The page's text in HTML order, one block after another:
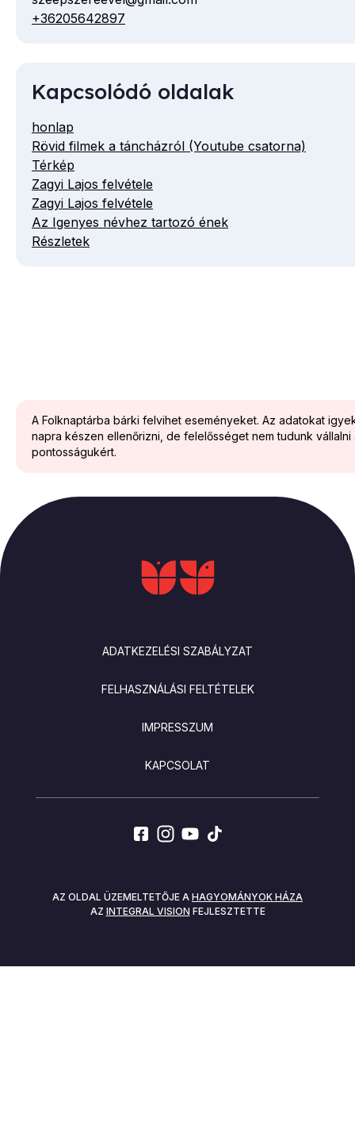
A Folknaptárba bárki felvihet eseményeket. Az adatokat
napra készen ellenőrizni, de felelősséget nem tudunk vállalni
pontosságukért.
E-
mail
Telefon
+36205642897
Kapcsolódó oldalak
honlap
Rövid filmek a táncházról (Youtube csatorna)
Térkép
Zagyi Lajos felvétele
Zagyi Lajos felvétele
Az Igenyes névhez tartozó ének
Részletek
ADATKEZELÉSI SZABÁLYZAT
FELHASZNÁLÁSI FELTÉTELEK
IMPRESSZUM
KAPCSOLAT
SOCIALS
AZ OLDAL ÜZEMELTETŐJE A HAGYOMÁNYOK HÁZA
AZ INTEGRAL VISION FEJLESZTETTE